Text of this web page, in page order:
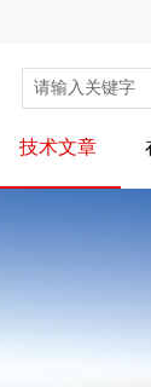
技术文章